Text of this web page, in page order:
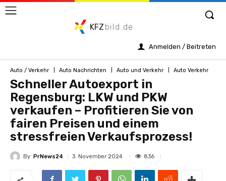
KFZ bild.de
Anmelden / Beitreten
Auto / Verkehr Auto Nachrichten Auto und Verkehr Auto Verkehr
Schneller Autoexport in
Regensburg: LKW und PKW
verkaufen – Profitieren Sie von
fairen Preisen und einem
stressfreien Verkaufsprozess!
By PrNews24 3. November 2024 836